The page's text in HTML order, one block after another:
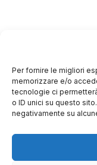
Per fornire le migliori
memorizzare e/o
tecnologie ci
o ID unici su questo
negativamente su